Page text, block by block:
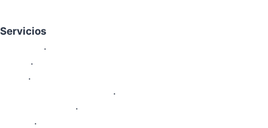
Servicios
.
.
.
.
.
.